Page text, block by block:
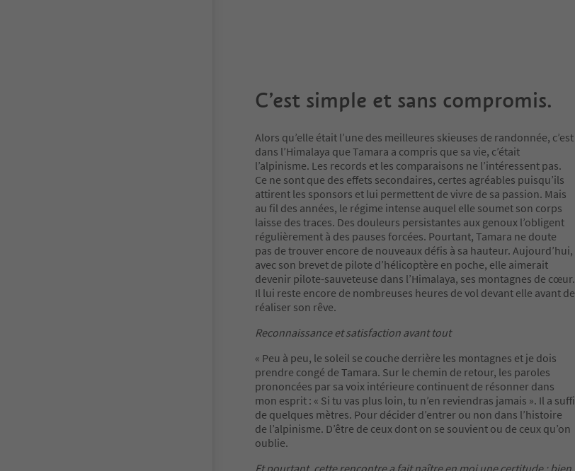
C’est simple et sans compromis.
Alors qu’elle était l’une des meilleures skieuses de randonnée, c’est
dans l’Himalaya que Tamara a compris que sa vie, c’était
l’alpinisme. Les records et les comparaisons ne l’intéressent pas.
Ce ne sont que des effets secondaires, certes agréables puisqu’ils
attirent les sponsors et lui permettent de vivre de sa passion. Mais
au fil des années, le régime intense auquel elle soumet son corps
laisse des traces. Des douleurs persistantes aux genoux l’obligent
régulièrement à des pauses forcées. Pourtant, Tamara ne doute
pas de trouver encore de nouveaux défis à sa hauteur. Aujourd’hui,
avec son brevet de pilote d’hélicoptère en poche, elle aimerait
devenir pilote-sauveteuse dans l’Himalaya, ses montagnes de cœur.
Il lui reste encore de nombreuses heures de vol devant elle avant de
réaliser son rêve.
Reconnaissance et satisfaction avant tout
« Peu à peu, le soleil se couche derrière les montagnes et je dois
prendre congé de Tamara. Sur le chemin de retour, les paroles
prononcées par sa voix intérieure continuent de résonner dans
mon esprit : « Si tu vas plus loin, tu n’en reviendras jamais ». Il a suffi
de quelques mètres. Pour décider d’entrer ou non dans l’histoire
de l’alpinisme. D’être de ceux dont on se souvient ou de ceux qu’on
oublie.